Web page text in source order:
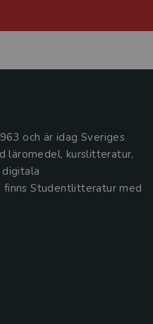
och är idag Sveriges
läromedel, kurslitteratur,
Studentlitteratur med